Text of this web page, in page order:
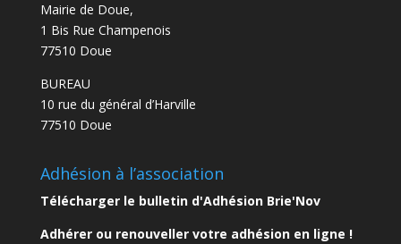
Mairie de Doue,
1 Bis Rue Champenois
77510 Doue
BUREAU
10 rue du général d’Harville
77510 Doue
Adhésion à l’association
Télécharger le bulletin d'Adhésion Brie'Nov
Adhérer ou renouveller votre adhésion en ligne !